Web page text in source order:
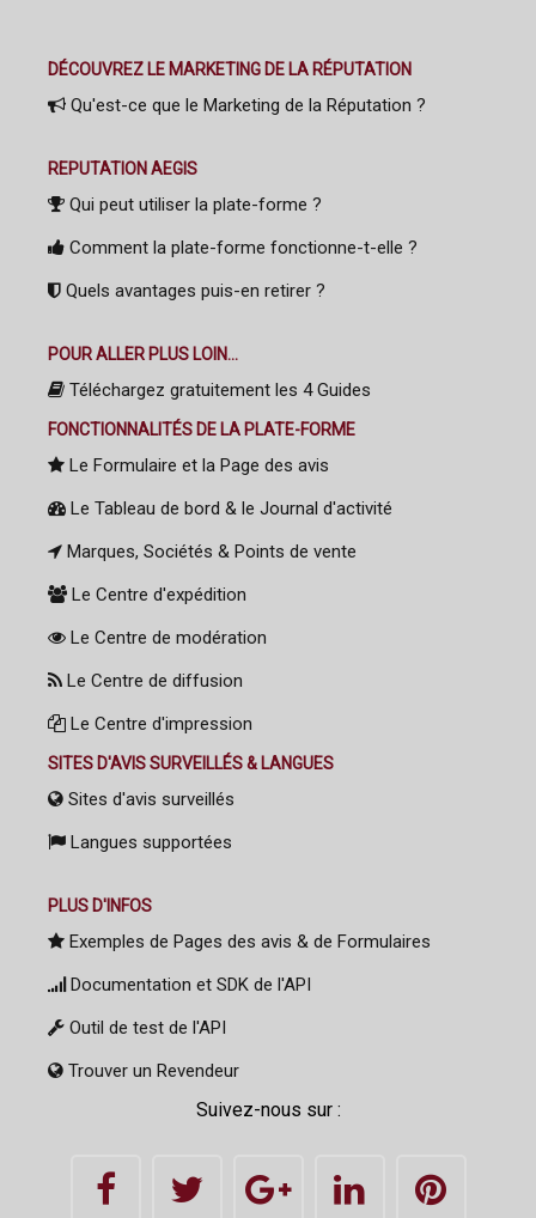
DÉCOUVREZ LE MARKETING DE LA RÉPUTATION
Qu'est-ce que le Marketing de la Réputation ?
REPUTATION AEGIS
Qui peut utiliser la plate-forme ?
Comment la plate-forme fonctionne-t-elle ?
Quels avantages puis-en retirer ?
POUR ALLER PLUS LOIN...
Téléchargez gratuitement les 4 Guides
FONCTIONNALITÉS DE LA PLATE-FORME
Le Formulaire et la Page des avis
Le Tableau de bord & le Journal d'activité
Marques, Sociétés & Points de vente
Le Centre d'expédition
Le Centre de modération
Le Centre de diffusion
Le Centre d'impression
SITES D'AVIS SURVEILLÉS & LANGUES
Sites d'avis surveillés
Langues supportées
PLUS D'INFOS
Exemples de Pages des avis & de Formulaires
Documentation et SDK de l'API
Outil de test de l'API
Trouver un Revendeur
Suivez-nous sur :